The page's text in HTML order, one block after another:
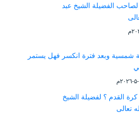
لصاحب الفضيلة الشيخ عبد
شمسية وبعد فترة انكسر فهل يستمر
القدم ؟ لفضيلة الشيخ
تعالى